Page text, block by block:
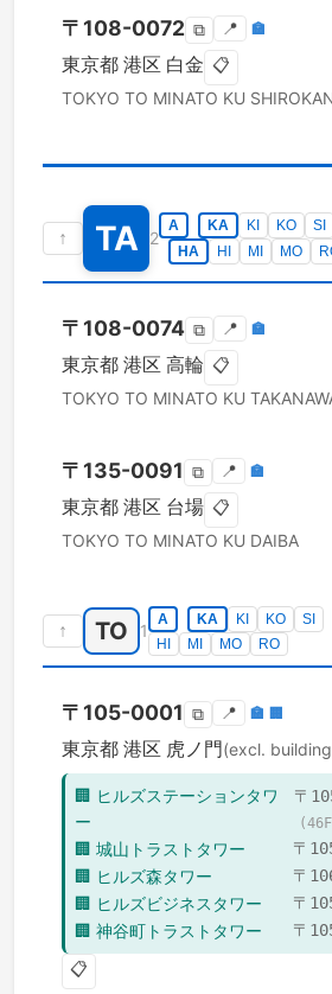
〒 108-0072 ⧉ 📍 🏣
東京都 港区 白金 📋
TOKYO TO MINATO KU
↑ TA 2
A KA KI KO SI
HA
HI MI MO
〒 108-0074 ⧉ 📍 🏣
東京都 港区 高輪 📋
TOKYO TO MINATO KU
〒 135-0091 ⧉ 📍 🏣
東京都 港区 台場 📋
TOKYO TO MINATO KU DAIBA
↑ TO 1
A KA KI KO SI
HI
MI MO RO
〒 105-0001 ⧉ 📍 🏣 🏢
東京都 港区 虎ノ門(excl.
🏢 ヒルズステーションタワ
ー
〒
(46
🏢 城山トラストタワー 〒
🏢 ヒルズ森タワー 〒
🏢 ヒルズビジネスタワー 〒
🏢 神谷町トラストタワー 〒
📋